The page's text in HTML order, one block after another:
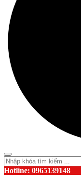
Hotline: 0965139148